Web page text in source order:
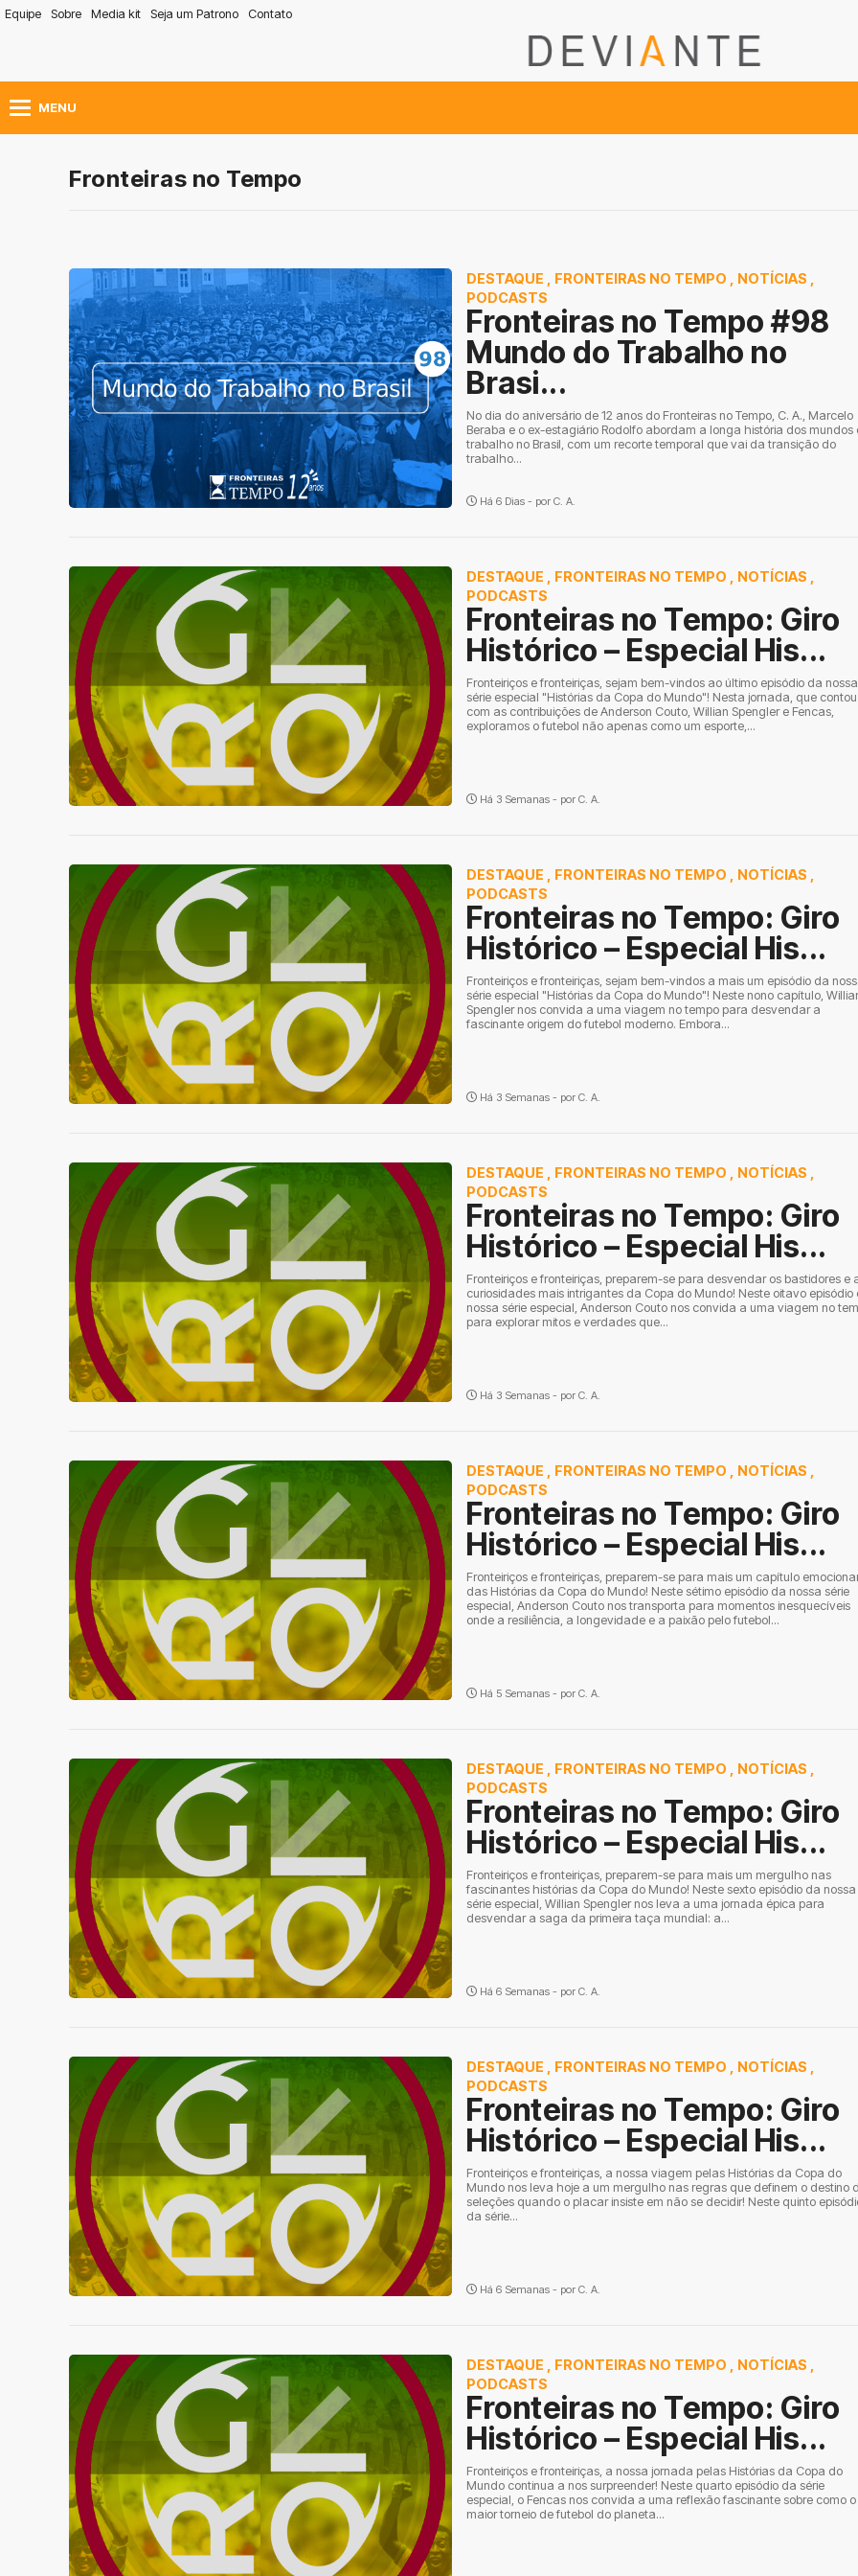
Equipe Sobre Media kit Seja um Patrono Contato
MENU
Fronteiras no Tempo
DESTAQUE FRONTEIRAS NO TEMPO NOTÍCIAS
PODCASTS
Fronteiras no Tempo #98
Mundo do Trabalho no
Brasi...
No dia do aniversário de 12 anos do Fronteiras no Tempo, C. A., Marcelo
Beraba e o ex-estagiário Rodolfo abordam a longa história dos mundos
trabalho no Brasil, com um recorte temporal que vai da transição do
trabalho...
Há 6 Dias - por C. A.
DESTAQUE FRONTEIRAS NO TEMPO NOTÍCIAS
PODCASTS
Fronteiras no Tempo: Giro
Histórico – Especial His...
Fronteiriços e fronteiriças, sejam bem-vindos ao último episódio da nossa
série especial "Histórias da Copa do Mundo"! Nesta jornada, que contou
com as contribuições de Anderson Couto, Willian Spengler e Fencas,
exploramos o futebol não apenas como um esporte,...
Há 3 Semanas - por C. A.
DESTAQUE FRONTEIRAS NO TEMPO NOTÍCIAS
PODCASTS
Fronteiras no Tempo: Giro
Histórico – Especial His...
Fronteiriços e fronteiriças, sejam bem-vindos a mais um episódio da
série especial "Histórias da Copa do Mundo"! Neste nono capítulo,
Spengler nos convida a uma viagem no tempo para desvendar a
fascinante origem do futebol moderno. Embora...
Há 3 Semanas - por C. A.
DESTAQUE FRONTEIRAS NO TEMPO NOTÍCIAS
PODCASTS
Fronteiras no Tempo: Giro
Histórico – Especial His...
Fronteiriços e fronteiriças, preparem-se para desvendar os bastidores e
curiosidades mais intrigantes da Copa do Mundo! Neste oitavo episódio
nossa série especial, Anderson Couto nos convida a uma viagem no
para explorar mitos e verdades que...
Há 3 Semanas - por C. A.
DESTAQUE FRONTEIRAS NO TEMPO NOTÍCIAS
PODCASTS
Fronteiras no Tempo: Giro
Histórico – Especial His...
Fronteiriços e fronteiriças, preparem-se para mais um capítulo
das Histórias da Copa do Mundo! Neste sétimo episódio da nossa série
especial, Anderson Couto nos transporta para momentos inesquecíveis
onde a resiliência, a longevidade e a paixão pelo futebol...
Há 5 Semanas - por C. A.
DESTAQUE FRONTEIRAS NO TEMPO NOTÍCIAS
PODCASTS
Fronteiras no Tempo: Giro
Histórico – Especial His...
Fronteiriços e fronteiriças, preparem-se para mais um mergulho nas
fascinantes histórias da Copa do Mundo! Neste sexto episódio da nossa
série especial, Willian Spengler nos leva a uma jornada épica para
desvendar a saga da primeira taça mundial: a...
Há 6 Semanas - por C. A.
DESTAQUE FRONTEIRAS NO TEMPO NOTÍCIAS
PODCASTS
Fronteiras no Tempo: Giro
Histórico – Especial His...
Fronteiriços e fronteiriças, a nossa viagem pelas Histórias da Copa do
Mundo nos leva hoje a um mergulho nas regras que definem o destino
seleções quando o placar insiste em não se decidir! Neste quinto
da série...
Há 6 Semanas - por C. A.
DESTAQUE FRONTEIRAS NO TEMPO NOTÍCIAS
PODCASTS
Fronteiras no Tempo: Giro
Histórico – Especial His...
Fronteiriços e fronteiriças, a nossa jornada pelas Histórias da Copa do
Mundo continua a nos surpreender! Neste quarto episódio da série
especial, o Fencas nos convida a uma reflexão fascinante sobre como o
maior torneio de futebol do planeta...